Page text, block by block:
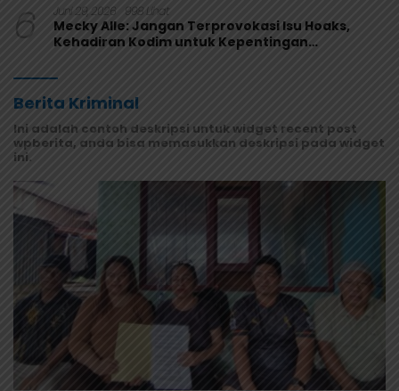
6 Juni 29, 2026 998 Lihat
Mecky Alle: Jangan Terprovokasi Isu Hoaks,
Kehadiran Kodim untuk Kepentingan
Berita Kriminal
Ini adalah contoh deskripsi untuk widget recent post
wpberita, anda bisa memasukkan deskripsi pada widget
ini.